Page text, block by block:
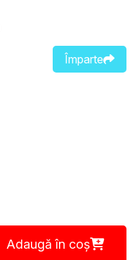
Împarte
Adaugă în coș